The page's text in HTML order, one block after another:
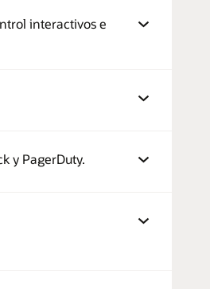
interactivos e
y PagerDuty.